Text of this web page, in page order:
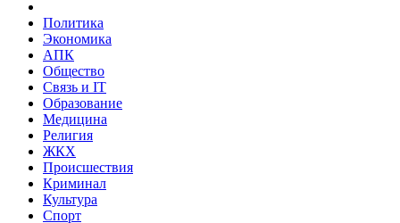
Политика
Экономика
АПК
Общество
Связь и IT
Образование
Медицина
Религия
ЖКХ
Происшествия
Криминал
Культура
Спорт